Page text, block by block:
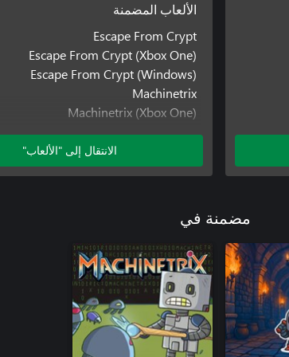
الألعاب المضمنة
Escape From Crypt
Escape From Crypt (Xbox One)
Escape From Crypt (Windows)
Machinetrix
Machinetrix (Xbox One)
Machinetrix (Windows)
الانتقال إلى "الألعاب"
مضمنة في